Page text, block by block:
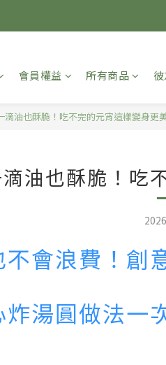
會員權益 所有商品
滴油也酥脆！吃不完的元宵這樣變身更
油也酥脆！吃
會浪費！創
湯圓做法一